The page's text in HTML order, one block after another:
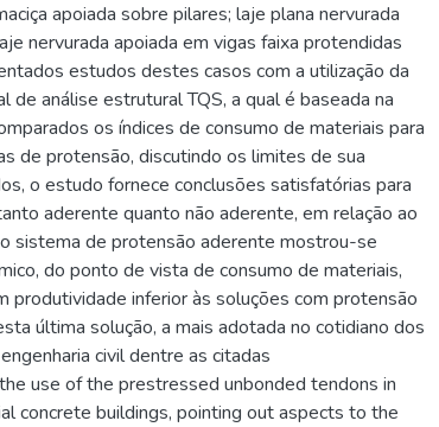
apoiada sobre pilares; laje plana nervurada
nervurada apoiada em vigas faixa protendidas
estudos destes casos com a utilização da
de análise estrutural TQS, a qual é baseada na
os índices de consumo de materiais para
de protensão, discutindo os limites de sua
o estudo fornece conclusões satisfatórias para
aderente quanto não aderente, em relação ao
sistema de protensão aderente mostrou-se
do ponto de vista de consumo de materiais,
produtividade inferior às soluções com protensão
última solução, a mais adotada no cotidiano dos
civil dentre as citadas
use of the prestressed unbonded tendons in
concrete buildings, pointing out aspects to the